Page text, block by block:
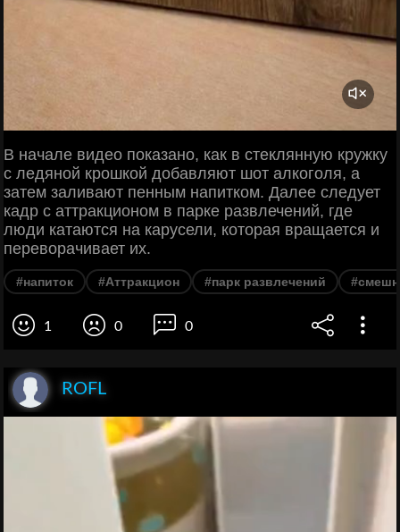
В начале видео показано, как в стеклянную кружку
с ледяной крошкой добавляют шот алкоголя, а
затем заливают пенным напитком. Далее следует
кадр с аттракционом в парке развлечений, где
люди катаются на карусели, которая вращается и
переворачивает их.
#напиток #Аттракцион #парк развлечений
1 0 0
ROFL